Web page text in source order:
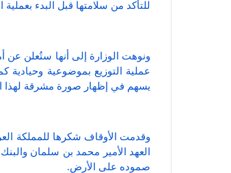
للتأكد من سلامتها قبل البدء بعملية
ونوهت الوزارة إلى أنها ستُعلن عن
عملية التوزيع بموضوعية وحيادية
يسهم في إظهار صورة مشرقة لهذا
وقدمت الأوقاف شكرها للمملكة
العهد الأمير محمد بن سلمان
صموده على الأرض.